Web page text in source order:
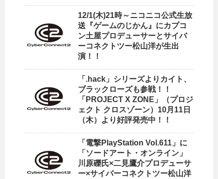
12/1(木)21時～ニコニコ公式生放
送『ゲームのじかん』にカプコ
ン土屋プロデューサーとサイバ
ーコネクトツー松山洋が生出
演！！
「.hack」シリーズよりカイト、
ブラックローズも参戦！！
「PROJECT X ZONE」（プロジ
ェクト クロスゾーン）10月11日
（木）より好評発売中！！
「電撃PlayStation Vol.611」に
「ソードアート・オンライン」
川原礫氏×二見鷹介プロデューサ
ー×サイバーコネクトツー松山洋